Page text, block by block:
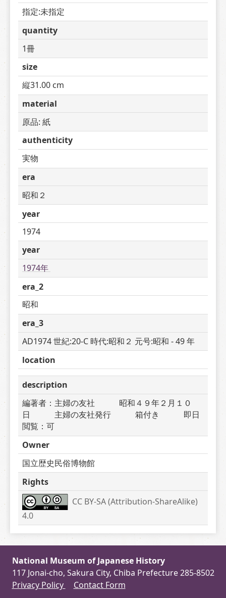
指定:未指定
quantity
1冊
size
縦31.00 cm
material
原品: 紙
authenticity
実物
era
昭和２
year
1974
year
1974年
era_2
昭和
era_3
AD1974 世紀:20-C 時代:昭和２ 元号:昭和 - 49 年
location
description
編著者：主婦の友社　　　昭和４９年２月１０
日　　　主婦の友社発行　　　箱付き　　　即日
閲覧：可
Owner
国立歴史民俗博物館
Rights
CC BY-SA (Attribution-ShareAlike)
4.0
National Museum of Japanese History
117 Jonai-cho, Sakura City, Chiba Prefecture 285-8502
Privacy Policy
Contact Form